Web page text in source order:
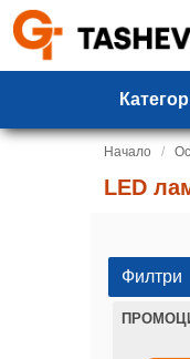
Начало
LED
Филтри